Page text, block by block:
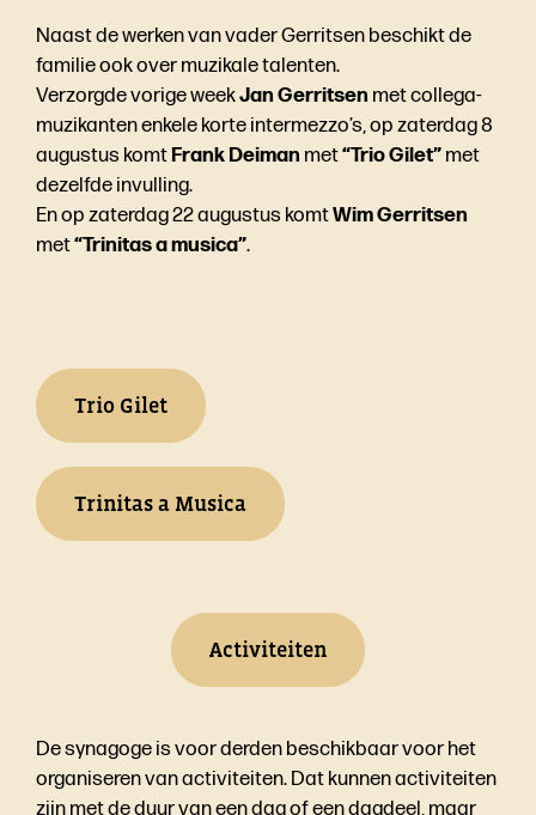
Naast de werken van vader Gerritsen beschikt de
familie ook over muzikale talenten.
Verzorgde vorige weekJan Gerritsen met collega-
muzikanten enkele korte intermezzo’s, op zaterdag 8
augustus komtFrank Deiman met“Trio Gilet” met
dezelfde invulling.
En op zaterdag 22 augustus komtWim Gerritsen
met“Trinitas a musica”.
Trio Gilet
Trinitas a Musica
Activiteiten
De synagoge is voor derden beschikbaar voor het
organiseren van activiteiten. Dat kunnen activiteiten
zijn met de duur van een dag of een dagdeel, maar